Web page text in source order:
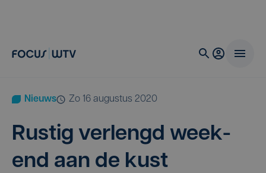
Nieuws zo 16 augustus 2020
Rus­tig ver­lengd week­
end aan de kust